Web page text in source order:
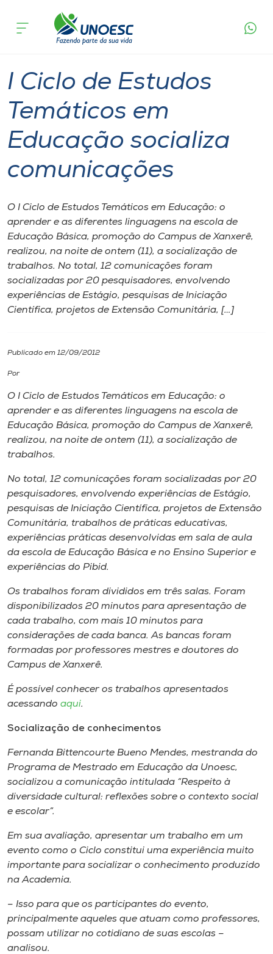
Cursos
Pesquisa
Atendimento ao Estudante
Portal de Ensino
A
Unoesc
Internacionalização
I.nova
Cultura
CPA
Biblioteca
Editora
Rádio
Museu
Unoesc
Store
Selecione
o idioma
A+
acontece
I Ciclo de Estudos
Temáticos em
Educação socializa
comunicações
O I Ciclo de Estudos Temáticos em Educação: o
aprender e as diferentes linguagens na escola de
Educação Básica, promoção do Campus de Xanxerê,
realizou, na noite de ontem (11), a socialização de
trabalhos. No total, 12 comunicações foram
socializadas por 20 pesquisadores, envolvendo
experiências de Estágio, pesquisas de Iniciação
Científica, projetos de Extensão Comunitária, […]
Publicado em 12/09/2012
Por
O I Ciclo de Estudos Temáticos em Educação: o
aprender e as diferentes linguagens na escola de
Educação Básica, promoção do Campus de Xanxerê,
realizou, na noite de ontem (11), a socialização de
trabalhos.
No total, 12 comunicações foram socializadas por 20
pesquisadores, envolvendo experiências de Estágio,
pesquisas de Iniciação Científica, projetos de Extensão
Comunitária, trabalhos de práticas educativas,
experiências práticas desenvolvidas em sala de aula
da escola de Educação Básica e no Ensino Superior e
experiências do Pibid.
Os trabalhos foram divididos em três salas. Foram
disponibilizados 20 minutos para apresentação de
cada trabalho, com mais 10 minutos para
considerações de cada banca. As bancas foram
formadas por professores mestres e doutores do
Campus de Xanxerê.
É possível conhecer os trabalhos apresentados
acessando aqui.
Socialização de conhecimentos
Fernanda Bittencourte Bueno Mendes, mestranda do
Programa de Mestrado em Educação da Unoesc,
socializou a comunicação intitulada “Respeito à
diversidade cultural: reflexões sobre o contexto social
e escolar”.
Em sua avaliação, apresentar um trabalho em um
evento como o Ciclo constitui uma experiência muito
importante para socializar o conhecimento produzido
na Academia.
– Isso para que os participantes do evento,
principalmente aqueles que atuam como professores,
possam utilizar no cotidiano de suas escolas –
analisou.